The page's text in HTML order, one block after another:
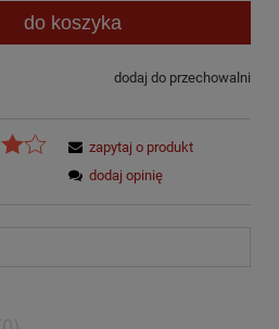
do koszyka
dodaj do przechowalni
zapytaj o produkt
dodaj opinię